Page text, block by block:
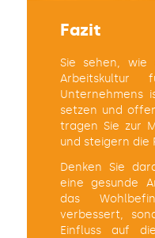
Fazit
Sie sehen, wie
Unternehmens
setzen und
tragen Sie zur
und steigern die
Denken Sie
eine gesunde
das
verbessert,
Einfluss auf